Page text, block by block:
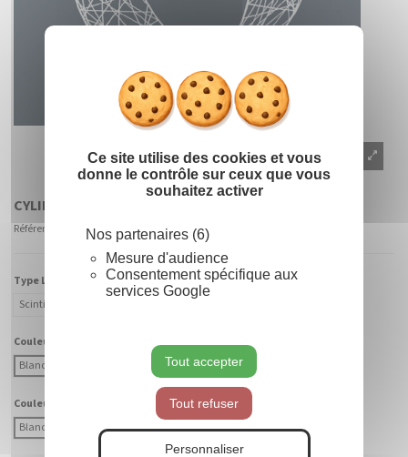
Ce site utilise des cookies et vous
donne le contrôle sur ceux que vous
souhaitez activer
Nos partenaires (6)
Mesure d'audience
Consentement spécifique aux
services Google
Tout accepter
Tout refuser
Personnaliser
CYLINDRE 3D
Référence 900202 - CABF-BC
Type Lumière :
Scintillant
Couleur Lumière :
Blanc Chaud
Couleur Fibre :
Blanc
Coloré (à préciser)